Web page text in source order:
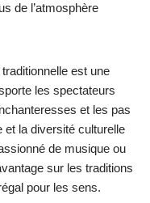
de l’atmosphère
est une
les spectateurs
et les pas
et la diversité culturelle
de musique ou
sur les traditions
pour les sens.